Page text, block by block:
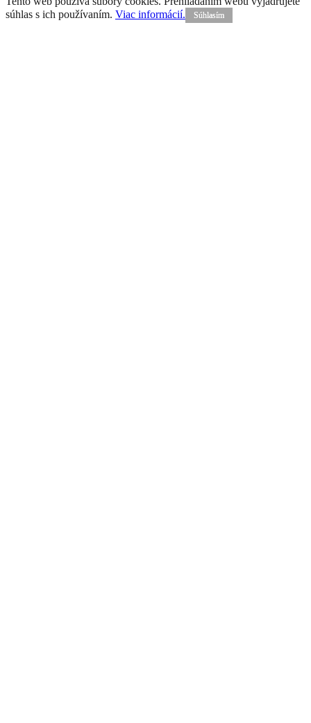
súhlas s ich používaním. Viac informácií. Súhlasím